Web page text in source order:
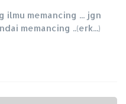
memancing ... jgn
memancing ..(erk...)